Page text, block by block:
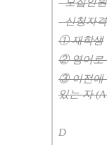
- 모집인
- 신청자격
① 재학생
② 영어로
③ 이전에
있는 자
D